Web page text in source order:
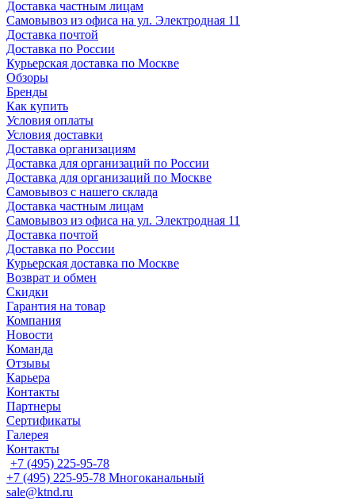
Доставка частным лицам
Самовывоз из офиса на ул. Электродная 11
Доставка почтой
Доставка по России
Курьерская доставка по Москве
Обзоры
Бренды
Как купить
Условия оплаты
Условия доставки
Доставка организациям
Доставка для организаций по России
Доставка для организаций по Москве
Самовывоз с нашего склада
Доставка частным лицам
Самовывоз из офиса на ул. Электродная 11
Доставка почтой
Доставка по России
Курьерская доставка по Москве
Возврат и обмен
Скидки
Гарантия на товар
Компания
Новости
Команда
Отзывы
Карьера
Контакты
Партнеры
Сертификаты
Галерея
Контакты
+7 (495) 225-95-78
+7 (495) 225-95-78 Многоканальный
sale@ktnd.ru